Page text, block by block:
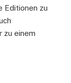
Editionen zu
zu einem